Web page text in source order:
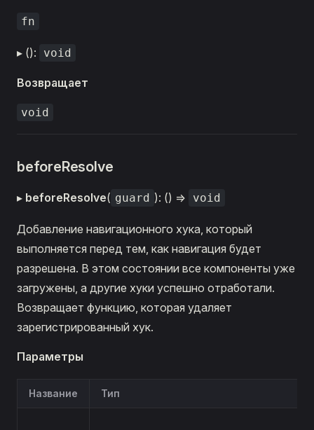
fn
▸ (): void
Возвращает
void
beforeResolve
▸ beforeResolve( guard ): () => void
Добавление навигационного хука, который
выполняется перед тем, как навигация будет
разрешена. В этом состоянии все компоненты уже
загружены, а другие хуки успешно отработали.
Возвращает функцию, которая удаляет
зарегистрированный хук.
Параметры
Название Тип